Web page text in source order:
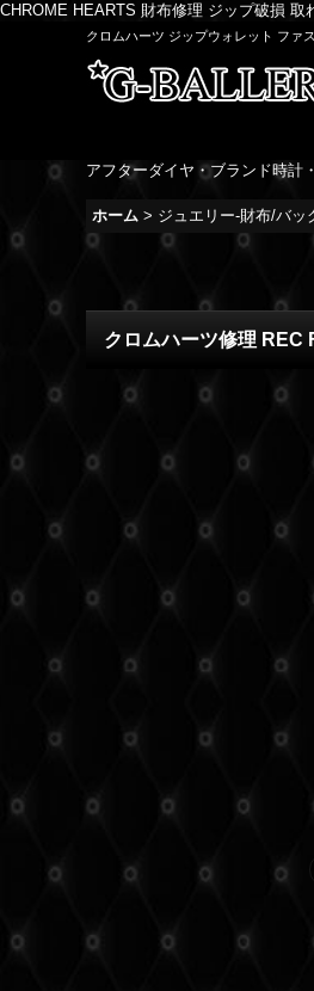
CHROME HEARTS 財布修理 ジップ破損 取
クロムハーツ ジップウォレット ファ
アフターダイヤ・ブランド時計
ホーム > ジュエリー-財布/バッ
クロムハーツ修理 REC